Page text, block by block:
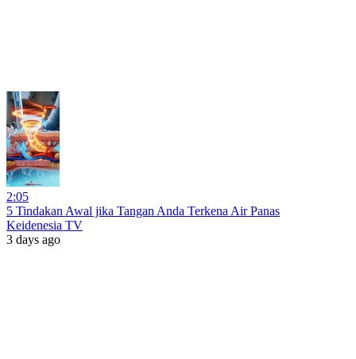
2:05
5 Tindakan Awal jika Tangan Anda Terkena Air Panas
Keidenesia TV
3 days ago